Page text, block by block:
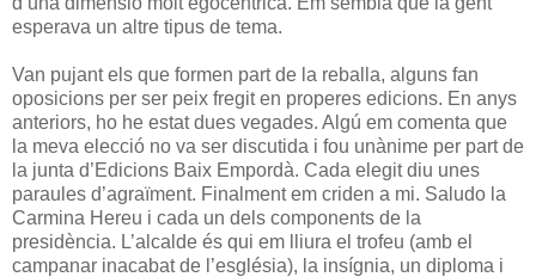
esperava un altre tipus de tema.
Van pujant els que formen part de la reballa, alguns fan
oposicions per ser peix fregit en properes edicions. En anys
anteriors, ho he estat dues vegades. Algú em comenta que
la meva elecció no va ser discutida i fou unànime per part de
la junta d’Edicions Baix Empordà. Cada elegit diu unes
paraules d’agraïment. Finalment em criden a mi. Saludo la
Carmina Hereu i cada un dels components de la
presidència. L’alcalde és qui em lliura el trofeu (amb el
campanar inacabat de l’església), la insígnia, un diploma i